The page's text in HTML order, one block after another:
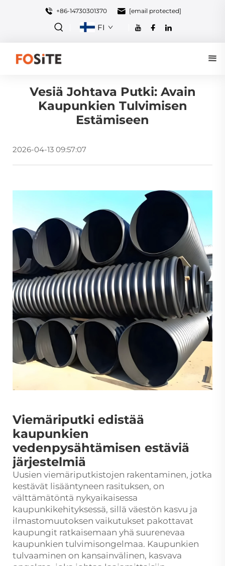
+86-14730301370 [email protected]
FI
Vesiä Johtava Putki: Avain
Kaupunkien Tulvimisen
Estämiseen
2026-04-13 09:57:07
Viemäriputki edistää
kaupunkien
vedenpysähtämisen estäviä
järjestelmiä
Uusien viemäriputkistojen rakentaminen, jotka
kestävät lisääntyneen rasituksen, on
välttämätöntä nykyaikaisessa
kaupunkikehityksessä, sillä väestön kasvu ja
ilmastomuutoksen vaikutukset pakottavat
kaupungit ratkaisemaan yhä suurenevaa
kaupunkien tulvimisongelmaa. Kaupunkien
tulvaaminen on kansainvälinen, kasvava